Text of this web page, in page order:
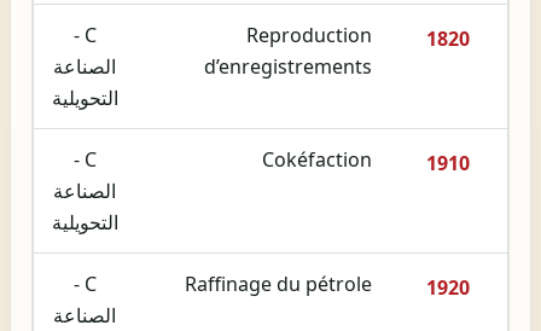
1820
Reproduction
d’enregistrements
C -
الصناعة
التحويلية
1910
Cokéfaction
C -
الصناعة
التحويلية
1920
Raffinage du pétrole
C -
الصناعة